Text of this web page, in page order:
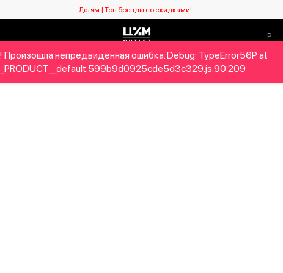
Детям | Топ бренды со скидками!
Детям Home&Gifts Бренды Новый сезон
Произошла непредвиденная ошибка. Debug: TypeError56P at